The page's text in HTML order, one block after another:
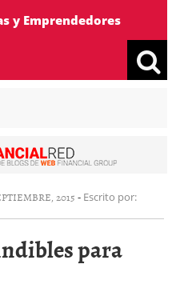
y Emprendedores
2015- Escrito por:
para